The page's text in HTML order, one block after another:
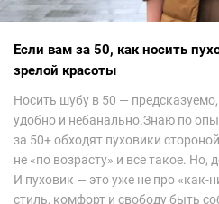
Если вам за 50, как носить
зрелой красоты
Носить шубу в 50 —
удобно и небанально.Знаю по
за 50+ обходят пуховики
не «по возрасту» и все такое. Но,
И пуховик — это уже не про «как-
стиль, комфорт и свободу быть